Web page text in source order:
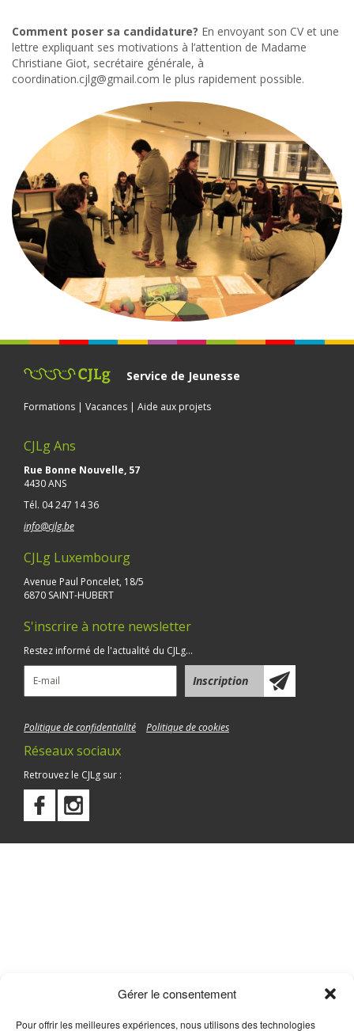
Gérer le consentement
Pour offrir les meilleures expériences, nous utilisons des technologies
Comment poser sa candidature? En envoyant son CV et une
lettre expliquant ses motivations à l’attention de Madame
Christiane Giot, secrétaire générale, à
coordination.cjlg@gmail.com le plus rapidement possible.
Service de Jeunesse
Formations | Vacances | Aide aux projets
CJLg Ans
Rue Bonne Nouvelle, 57
4430 ANS
Tél. 04 247 14 36
info@cjlg.be
CJLg Luxembourg
Avenue Paul Poncelet, 18/5
6870 SAINT-HUBERT
S'inscrire à notre newsletter
Restez informé de l'actualité du CJLg...
Politique de confidentialité Politique de cookies
Réseaux sociaux
Retrouvez le CJLg sur :